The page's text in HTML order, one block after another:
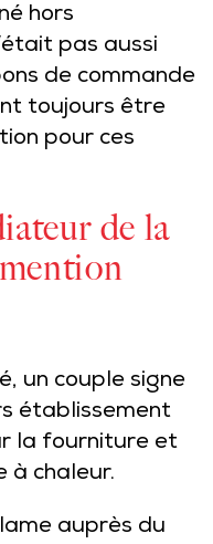
hors
pas aussi
de commande
toujours être
pour ces
de la
un couple signe
établissement
la fourniture et
à chaleur.
auprès du